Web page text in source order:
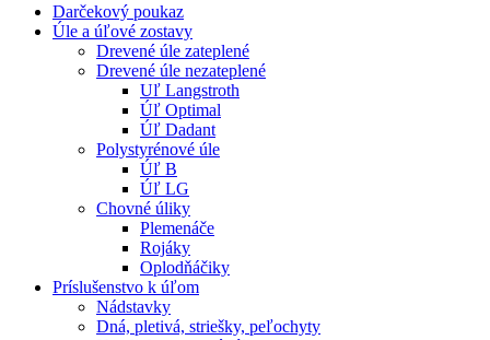
Darčekový poukaz
Úle a úľové zostavy
Drevené úle zateplené
Drevené úle nezateplené
Uľ Langstroth
Úľ Optimal
Úľ Dadant
Polystyrénové úle
Úľ B
Úľ LG
Chovné úliky
Plemenáče
Rojáky
Oplodňáčiky
Príslušenstvo k úľom
Nádstavky
Dná, pletivá, striešky, peľochyty